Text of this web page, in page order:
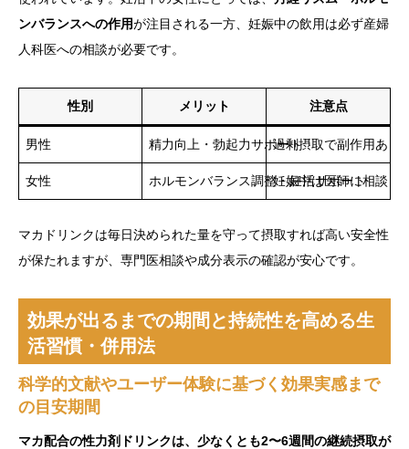
ンバランスへの作用が注目される一方、妊娠中の飲用は必ず産婦
人科医への相談が必要です。
性別 メリット 注意点
男性 精力向上・勃起力サポート過剰摂取で副作用あり
女性 ホルモンバランス調整・妊活サポート
妊娠中は医師に相談
マカドリンクは毎日決められた量を守って摂取すれば高い安全性
が保たれますが、専門医相談や成分表示の確認が安心です。
効果が出るまでの期間と持続性を高める生
活習慣・併用法
科学的文献やユーザー体験に基づく効果実感まで
の目安期間
マカ配合の性力剤ドリンクは、少なくとも2〜6週間の継続摂取が